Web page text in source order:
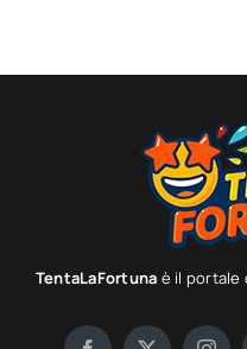
TentaLaFortuna è il portale